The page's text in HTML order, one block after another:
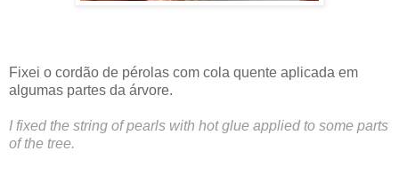
Fixei o cordão de pérolas com cola quente aplicada em
algumas partes da árvore.
I fixed the string of pearls with hot glue applied to some parts
of the tree.